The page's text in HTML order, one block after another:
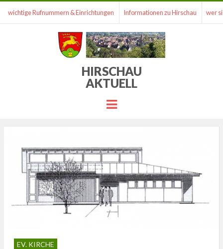
wichtige Rufnummern & Einrichtungen Informationen zu Hirschau wer
HIRSCHAU
AKTUELL
Menu
EV. KIRCHE